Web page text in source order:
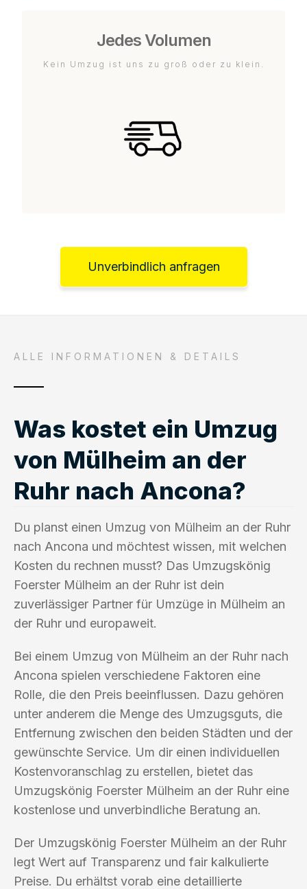
Jedes Volumen
Kein Umzug ist uns zu groß oder zu klein.
Unverbindlich anfragen
ALLE INFORMATIONEN & DETAILS
Was kostet ein Umzug
von Mülheim an der
Ruhr nach Ancona?
Du planst einen Umzug von Mülheim an der Ruhr
nach Ancona und möchtest wissen, mit welchen
Kosten du rechnen musst? Das Umzugskönig
Foerster Mülheim an der Ruhr ist dein
zuverlässiger Partner für Umzüge in Mülheim an
der Ruhr und europaweit.
Bei einem Umzug von Mülheim an der Ruhr nach
Ancona spielen verschiedene Faktoren eine
Rolle, die den Preis beeinflussen. Dazu gehören
unter anderem die Menge des Umzugsguts, die
Entfernung zwischen den beiden Städten und der
gewünschte Service. Um dir einen individuellen
Kostenvoranschlag zu erstellen, bietet das
Umzugskönig Foerster Mülheim an der Ruhr eine
kostenlose und unverbindliche Beratung an.
Der Umzugskönig Foerster Mülheim an der Ruhr
legt Wert auf Transparenz und fair kalkulierte
Preise. Du erhältst vorab eine detaillierte